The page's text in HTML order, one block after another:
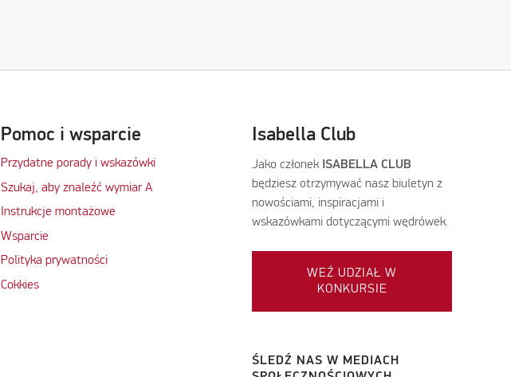
Pomoc i wsparcie
Przydatne porady i wskazówki
Szukaj, aby znaleźć wymiar A
Instrukcje montażowe
Wsparcie
Polityka prywatności
Cokkies
Isabella Club
Jako członekISABELLA CLUB
będziesz otrzymywać nasz biuletyn z
nowościami, inspiracjami i
wskazówkami dotyczącymi wędrówek.
WEŹ UDZIAŁ W
KONKURSIE
ŚLEDŹ NAS W MEDIACH